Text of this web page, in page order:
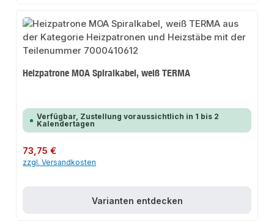
Heizpatrone MOA Spiralkabel, weiß TERMA
Verfügbar, Zustellung voraussichtlich in 1 bis 2
Kalendertagen
Regulärer Preis:
73,75 €
zzgl. Versandkosten
Varianten entdecken